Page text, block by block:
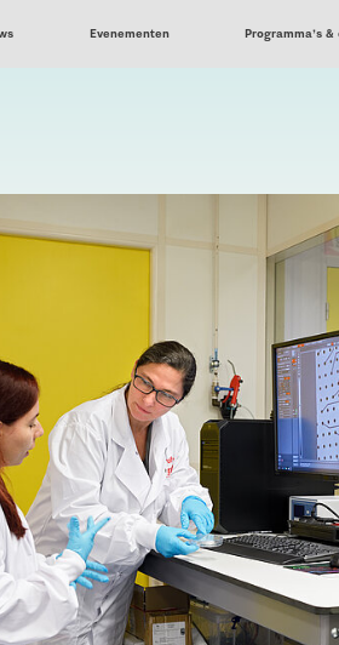
Evenementen Programma’s